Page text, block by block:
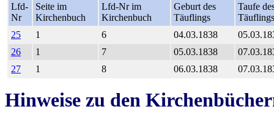
Lfd-
Nr
Seite im
Kirchenbuch
Lfd-Nr im
Kirchenbuch
Geburt des
Täuflings
Taufe
Täuflings
25
1 6 04.03.1838
26
1 7 05.03.1838
27
1 8 06.03.1838
Hinweise zu den